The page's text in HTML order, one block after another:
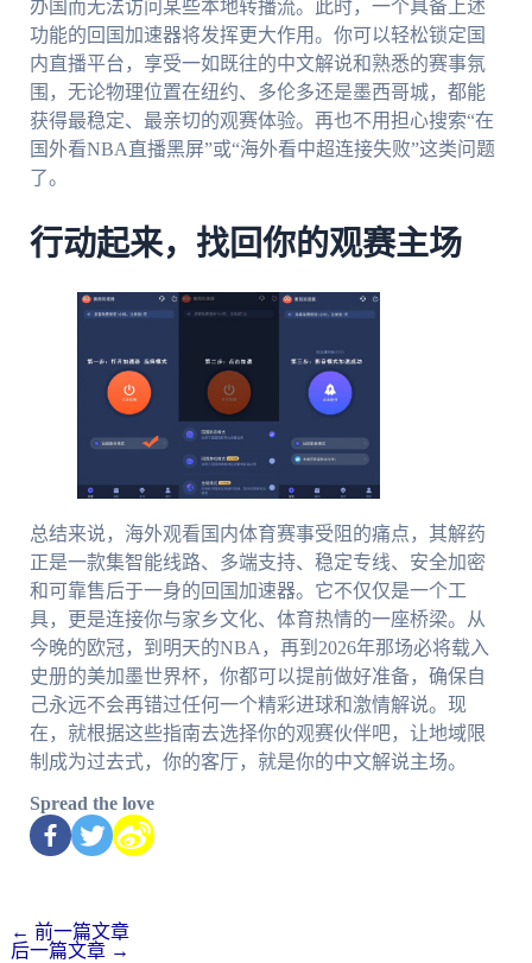
办国而无法访问某些本地转播流。此时，一个具备上述
功能的回国加速器将发挥更大作用。你可以轻松锁定国
内直播平台，享受一如既往的中文解说和熟悉的赛事氛
围，无论物理位置在纽约、多伦多还是墨西哥城，都能
获得最稳定、最亲切的观赛体验。再也不用担心搜索“在
国外看NBA直播黑屏”或“海外看中超连接失败”这类问题
了。
行动起来，找回你的观赛主场
总结来说，海外观看国内体育赛事受阻的痛点，其解药
正是一款集智能线路、多端支持、稳定专线、安全加密
和可靠售后于一身的回国加速器。它不仅仅是一个工
具，更是连接你与家乡文化、体育热情的一座桥梁。从
今晚的欧冠，到明天的NBA，再到2026年那场必将载入
史册的美加墨世界杯，你都可以提前做好准备，确保自
己永远不会再错过任何一个精彩进球和激情解说。现
在，就根据这些指南去选择你的观赛伙伴吧，让地域限
制成为过去式，你的客厅，就是你的中文解说主场。
Spread the love
← 前一篇文章
后一篇文章 →